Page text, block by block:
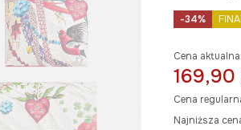
-34%
Cena aktualna:
169,90
Cena
Najniższa